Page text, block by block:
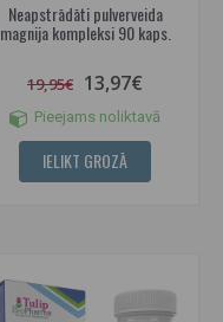
Neapstrādāti pulverveida
magnija kompleksi 90 kaps.
19,95€ 13,97€
Pieejams noliktavā
IELIKT GROZĀ